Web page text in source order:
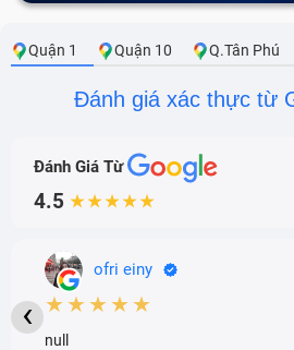
Quận 1 Quận 10 Q.Tân Phú
Đánh giá xác thực từ
Đánh Giá Từ
4.5 ★★★★★
ofri einy
★★★★★
null
‹